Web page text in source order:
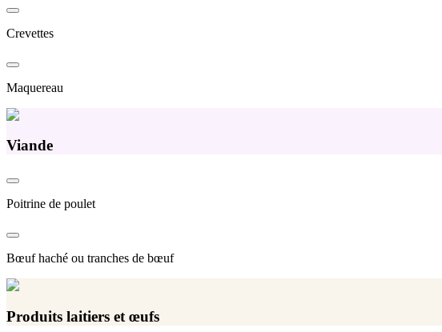
Crevettes
Maquereau
Viande
Poitrine de poulet
Bœuf haché ou tranches de bœuf
Produits laitiers et œufs